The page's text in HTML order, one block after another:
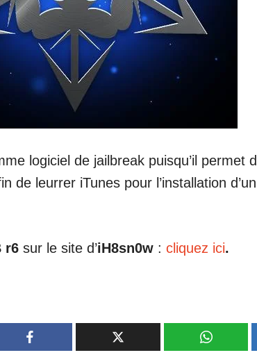
logiciel de jailbreak puisqu’il permet
de leurrer iTunes pour l’installation
r6 sur le site d’iH8sn0w : cliquez ici.